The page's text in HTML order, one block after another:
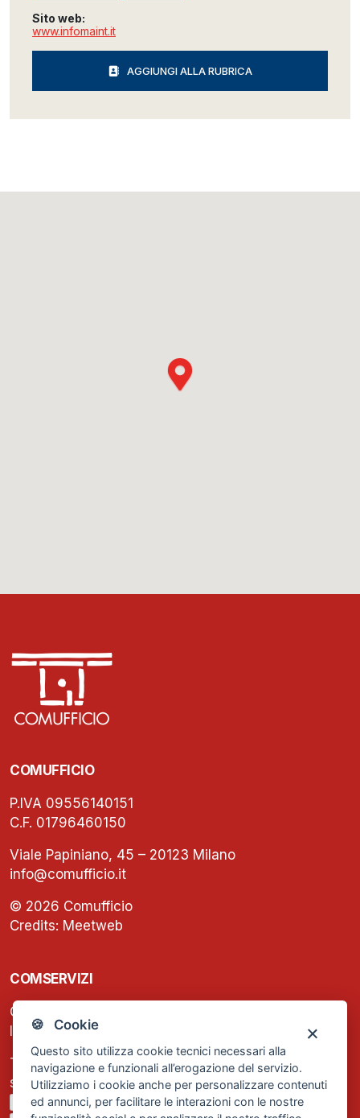
🍪 Cookie
Questo sito utilizza cookie tecnici necessari alla
navigazione e funzionali all’erogazione del servizio.
Utilizziamo i cookie anche per personalizzare contenuti
ed annunci, per facilitare le interazioni con le nostre
Sito web:
www.infomaint.it
AGGIUNGI ALLA RUBRICA
COMUFFICIO
P.IVA 09556140151
C.F. 01796460150
Viale Papiniano, 45 – 20123 Milano
info@comufficio.it
© 2026 Comufficio
Credits: Meetweb
COMSERVIZI
C.F. e P.IVA: 13474420158
Iscrizione REA Milano n. 1656740
Tel. +39 02 2838 1307
segreteria@comservizi.eu
Privacy Policy